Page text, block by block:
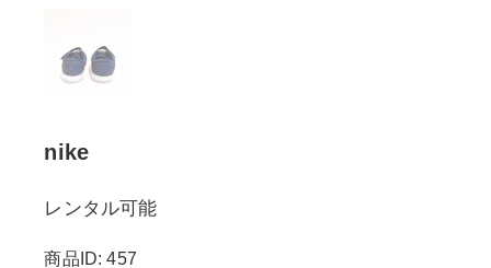
nike
レンタル可能
商品ID: 457